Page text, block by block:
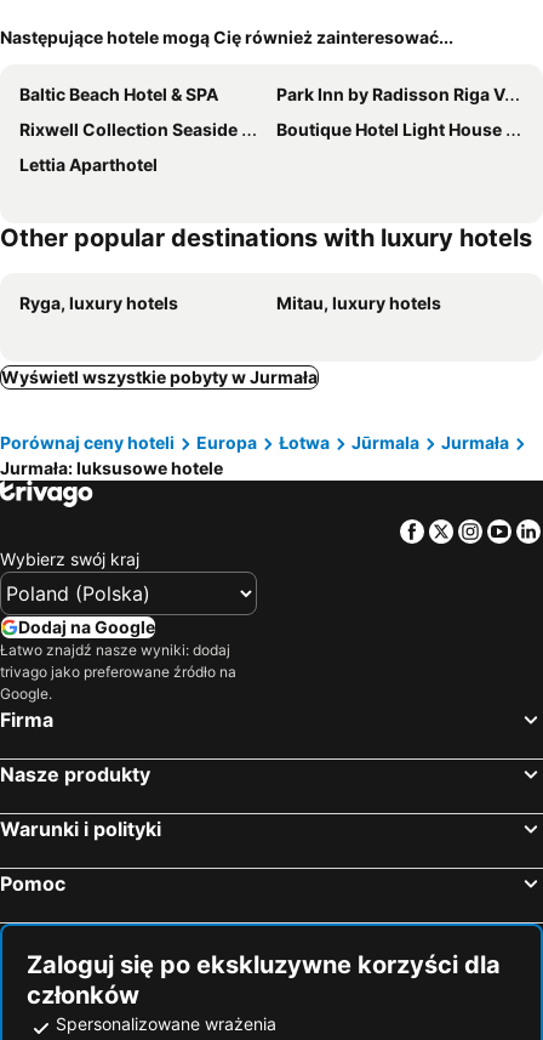
Następujące hotele mogą Cię również zainteresować...
Baltic Beach Hotel & SPA
Park Inn by Radisson Riga Valdemara
Rixwell Collection Seaside Hotel Jurmala
Boutique Hotel Light House Jurmala
Lettia Aparthotel
Other popular destinations with luxury hotels
Ryga, luxury hotels Mitau, luxury hotels
Wyświetl wszystkie pobyty w Jurmała
Porównaj ceny hoteli Europa Łotwa Jūrmala
Jurmała
Jurmała: luksusowe hotele
Facebook
Twitter
Wybierz swój kraj
Dodaj na Google
Łatwo znajdź nasze wyniki: dodaj
trivago jako preferowane źródło na
Google.
Firma
Nasze produkty
Warunki i polityki
Pomoc
Zaloguj się po ekskluzywne korzyści dla
członków
Spersonalizowane wrażenia